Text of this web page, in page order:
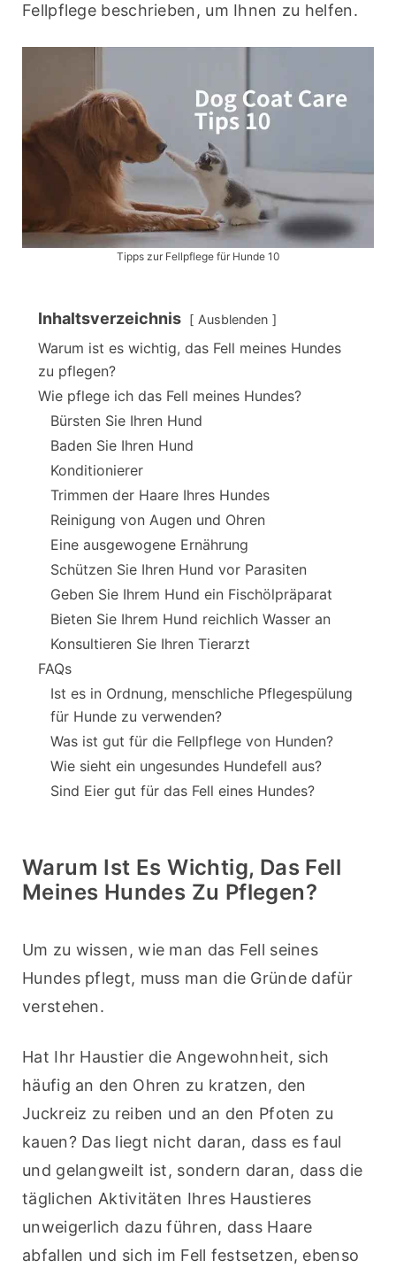
Fellpflege beschrieben, um Ihnen zu helfen.
Tipps zur Fellpflege für Hunde 10
Inhaltsverzeichnis Ausblenden
Warum ist es wichtig, das Fell meines Hundes
zu pflegen?
Wie pflege ich das Fell meines Hundes?
Bürsten Sie Ihren Hund
Baden Sie Ihren Hund
Konditionierer
Trimmen der Haare Ihres Hundes
Reinigung von Augen und Ohren
Eine ausgewogene Ernährung
Schützen Sie Ihren Hund vor Parasiten
Geben Sie Ihrem Hund ein Fischölpräparat
Bieten Sie Ihrem Hund reichlich Wasser an
Konsultieren Sie Ihren Tierarzt
FAQs
Ist es in Ordnung, menschliche Pflegespülung
für Hunde zu verwenden?
Was ist gut für die Fellpflege von Hunden?
Wie sieht ein ungesundes Hundefell aus?
Sind Eier gut für das Fell eines Hundes?
Warum Ist Es Wichtig, Das Fell
Meines Hundes Zu Pflegen?
Um zu wissen, wie man das Fell seines
Hundes pflegt, muss man die Gründe dafür
verstehen.
Hat Ihr Haustier die Angewohnheit, sich
häufig an den Ohren zu kratzen, den
Juckreiz zu reiben und an den Pfoten zu
kauen? Das liegt nicht daran, dass es faul
und gelangweilt ist, sondern daran, dass die
täglichen Aktivitäten Ihres Haustieres
unweigerlich dazu führen, dass Haare
abfallen und sich im Fell festsetzen, ebenso